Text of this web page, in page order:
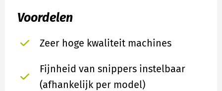
Voordelen
Zeer hoge kwaliteit machines
Fijnheid van snippers instelbaar
(afhankelijk per model)